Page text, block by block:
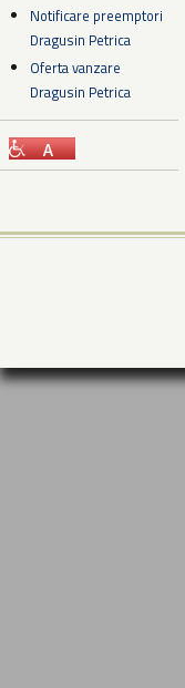
Notificare preemptori
Dragusin Petrica
Oferta vanzare
Dragusin Petrica